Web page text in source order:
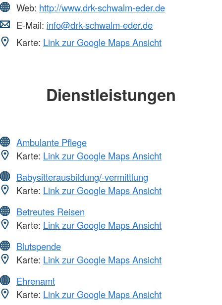
Web: http://www.drk-schwalm-eder.de
E-Mail: info@drk-schwalm-eder.de
Karte: Link zur Google Maps Ansicht
Dienstleistungen
Ambulante Pflege
Karte: Link zur Google Maps Ansicht
Babysitterausbildung/-vermittlung
Karte: Link zur Google Maps Ansicht
Betreutes Reisen
Karte: Link zur Google Maps Ansicht
Blutspende
Karte: Link zur Google Maps Ansicht
Ehrenamt
Karte: Link zur Google Maps Ansicht